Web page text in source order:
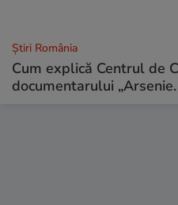
Știri România
Cum explică Centrul de
documentarului